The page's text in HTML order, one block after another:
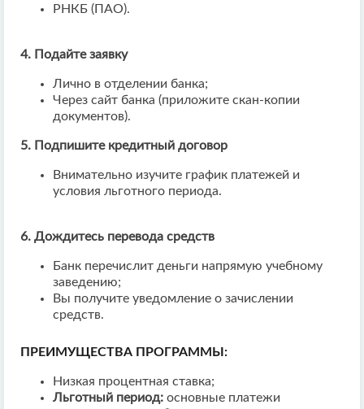
РНКБ (ПАО).
4. Подайте заявку
Лично в отделении банка;
Через сайт банка (приложите скан-копии
документов).
5. Подпишите кредитный договор
Внимательно изучите график платежей и
условия льготного периода.
6. Дождитесь перевода средств
Банк перечислит деньги напрямую учебному
заведению;
Вы получите уведомление о зачислении
средств.
ПРЕИМУЩЕСТВА ПРОГРАММЫ:
Низкая процентная ставка;
Льготный период: основные платежи